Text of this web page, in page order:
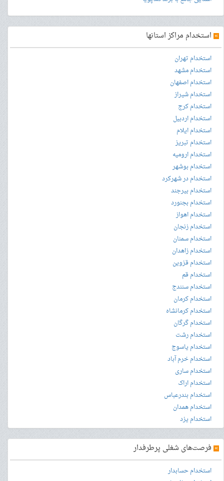
» استخدام مراکز استانها
استخدام تهران
استخدام مشهد
استخدام اصفهان
استخدام شیراز
استخدام کرج
استخدام اردبیل
استخدام ایلام
استخدام تبریز
استخدام ارومیه
استخدام بوشهر
استخدام در شهرکرد
استخدام بیرجند
استخدام بجنورد
استخدام اهواز
استخدام زنجان
استخدام سمنان
استخدام زاهدان
استخدام قزوین
استخدام قم
استخدام سنندج
استخدام کرمان
استخدام کرمانشاه
استخدام گرگان
استخدام رشت
استخدام یاسوج
استخدام خرم آباد
استخدام ساری
استخدام اراک
استخدام بندرعباس
استخدام همدان
استخدام یزد
» فرصت‌های شغلی پرطرفدار
استخدام حسابدار